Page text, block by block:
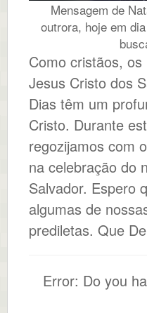
Mensagem de
outrora, hoje em
Como cristãos,
Jesus Cristo dos
Dias têm um
Cristo. Durante
regozijamos com
na celebração do
Salvador. Espero
algumas de
prediletas. Que
Error: Do you